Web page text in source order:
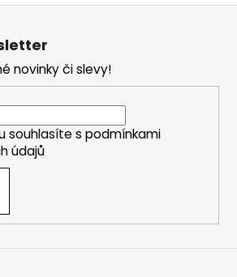
novinky či slevy!
souhlasíte s podmínkami
údajů